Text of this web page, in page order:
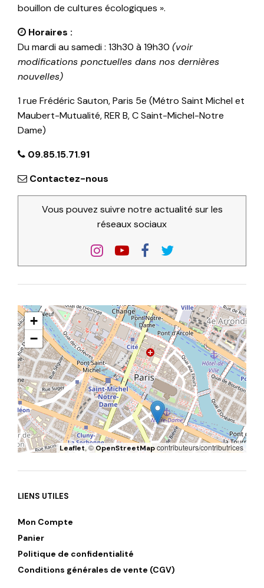
bouillon de cultures écologiques ».
Horaires :
Du mardi au samedi : 13h30 à 19h30 (voir
modifications ponctuelles dans nos dernières
nouvelles)
1 rue Frédéric Sauton, Paris 5e (Métro Saint Michel et
Maubert-Mutualité, RER B, C Saint-Michel-Notre
Dame)
09.85.15.71.91
Contactez-nous
Vous pouvez suivre notre actualité sur les
réseaux sociaux
+
−
Leaflet, ©OpenStreetMapcontributeurs/contributrices
LIENS UTILES
Mon Compte
Panier
Politique de confidentialité
Conditions générales de vente (CGV)